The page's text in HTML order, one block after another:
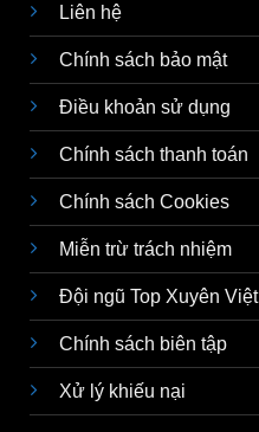
Liên hệ
Chính sách bảo mật
Điều khoản sử dụng
Chính sách thanh toán
Chính sách Cookies
Miễn trừ trách nhiệm
Đội ngũ Top Xuyên Việt
Chính sách biên tập
Xử lý khiếu nại